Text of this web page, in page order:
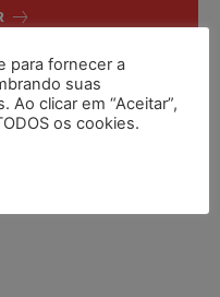
.
para fornecer a
suas
Ao clicar em “Aceitar”,
os cookies.